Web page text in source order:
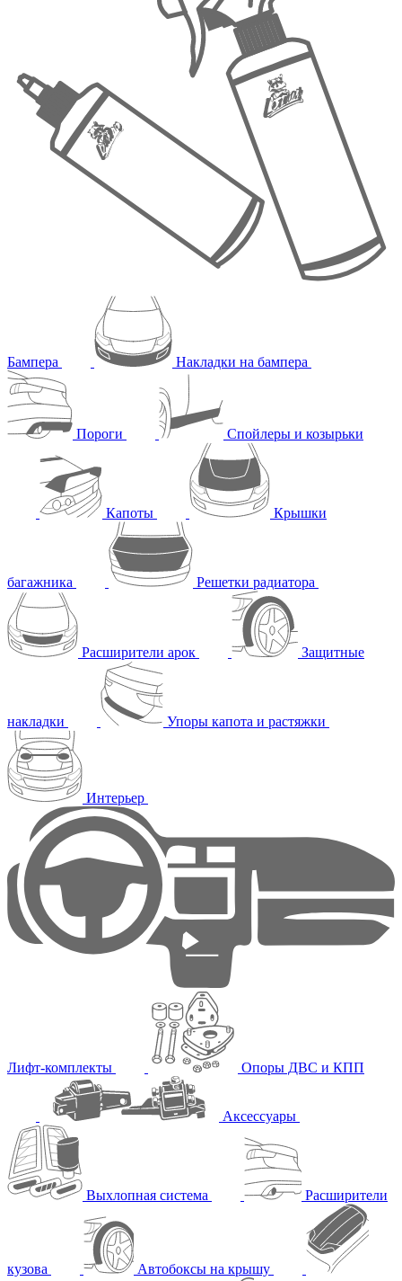
Бампера Накладки на бампера
Пороги Спойлеры и козырьки
Капоты Крышки
багажника Решетки радиатора
Расширители арок Защитные
накладки Упоры капота и растяжки
Интерьер
Лифт-комплекты Опоры ДВС и КПП
Аксессуары
Выхлопная система Расширители
кузова Автобоксы на крышу